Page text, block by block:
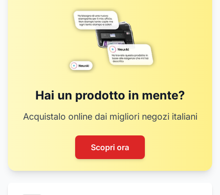
Hai un prodotto in mente?
Acquistalo online dai migliori negozi italiani
Scopri ora